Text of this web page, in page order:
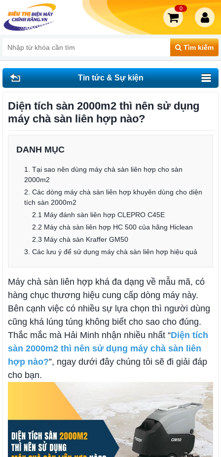
Tìm kiếm
0
Tin tức & Sự kiện
Diện tích sàn 2000m2 thì nên sử dụng
máy chà sàn liên hợp nào?
DANH MỤC
1. Tại sao nên dùng máy chà sàn liên hợp cho sàn
2000m2
2. Các dòng máy chà sàn liên hợp khuyên dùng cho diện
tích sàn 2000m2
2.1 Máy đánh sàn liên hợp CLEPRO C45E
2.2 Máy chà sàn liên hợp HC 500 của hãng Hiclean
2.3 Máy chà sàn Kraffer GM50
3. Các lưu ý để sử dụng máy chà sàn liên hợp hiệu quả
Máy chà sàn liên hợp khá đa dạng về mẫu mã, có
hàng chục thương hiệu cung cấp dòng máy này.
Bên cạnh việc có nhiều sự lựa chọn thì người dùng
cũng khá lúng túng không biết cho sao cho đúng.
Thắc mắc mà Hải Minh nhận nhiều nhất “Diện tích
sàn 2000m2 thì nên sử dụng máy chà sàn liên
hợp nào?”, ngay dưới đây chúng tôi sẽ đi giải đáp
cho bạn.